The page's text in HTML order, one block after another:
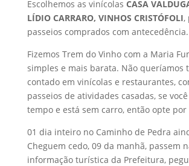
Escolhemos as vinícolas CASA
LÍDIO CARRARO, VINHOS CRISTÓFOLI,
passeios comprados com antecedência.
Fizemos Trem do Vinho com a Maria
simples e mais barata. Não queríamos
contado em vinícolas e restaurantes,
passeios de atividades casadas, se
tempo e está sem carro, então opte por
01 dia inteiro no Caminho de Pedra
Cheguem cedo, 09 da manhã, passem
informação turística da Prefeitura,